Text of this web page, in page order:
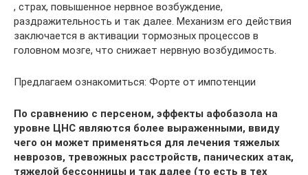
, страх, повышенное нервное возбуждение,
раздражительность и так далее. Механизм его действия
заключается в активации тормозных процессов в
головном мозге, что снижает нервную возбудимость.
Предлагаем ознакомиться: Форте от импотенции
По сравнению с персеном, эффекты афобазола на
уровне ЦНС являются более выраженными, ввиду
чего он может применяться для лечения тяжелых
неврозов, тревожных расстройств, панических атак,
тяжелой бессонницы и так далее (то есть в тех